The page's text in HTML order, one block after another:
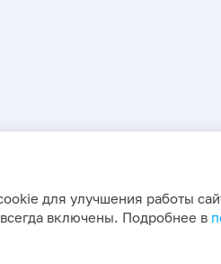
для улучшения работы
включены. Подробнее в